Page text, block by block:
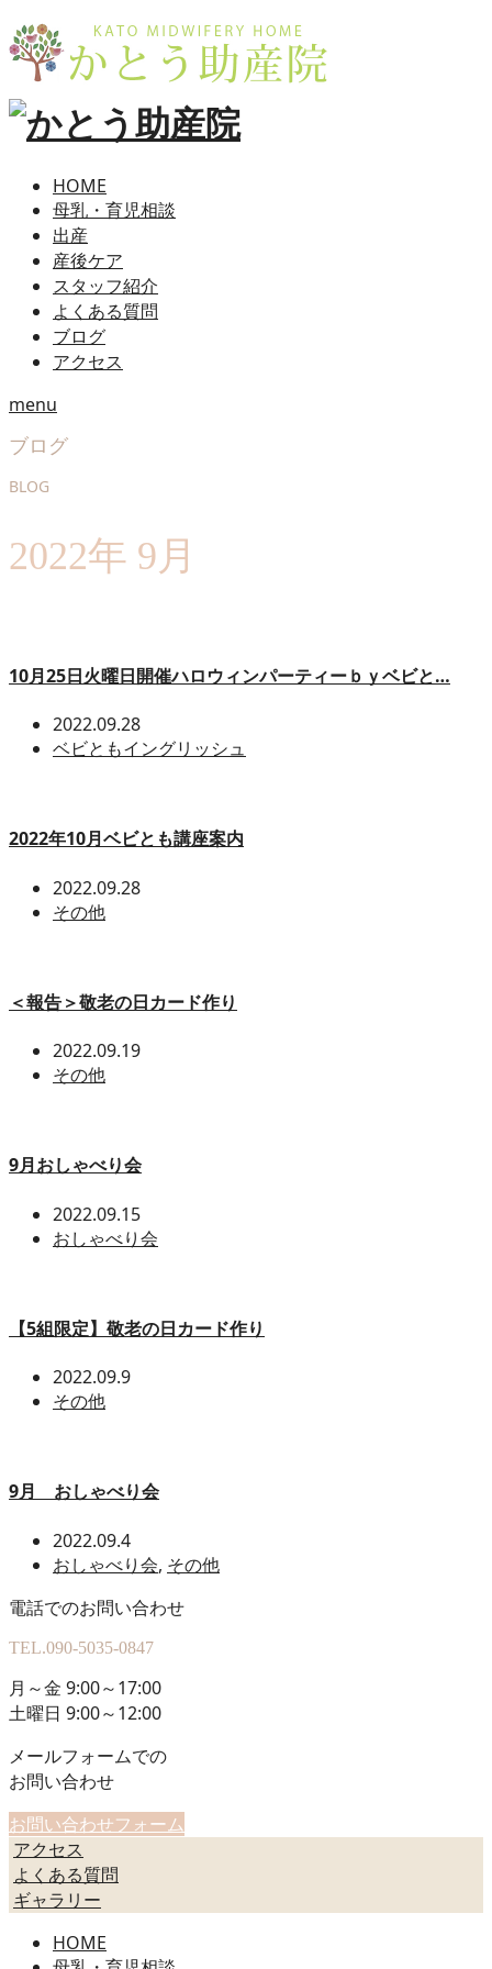
HOME
母乳・育児相談
出産
産後ケア
スタッフ紹介
よくある質問
ブログ
アクセス
menu
ブログ
BLOG
2022年 9月
10月25日火曜日開催ハロウィンパーティーｂｙベビと…
2022.09.28
ベビともイングリッシュ
2022年10月ベビとも講座案内
2022.09.28
その他
＜報告＞敬老の日カード作り
2022.09.19
その他
9月おしゃべり会
2022.09.15
おしゃべり会
【5組限定】敬老の日カード作り
2022.09.9
その他
9月 おしゃべり会
2022.09.4
おしゃべり会, その他
電話でのお問い合わせ
TEL.090-5035-0847
月～金 9:00～17:00
土曜日 9:00～12:00
メールフォームでの
お問い合わせ
お問い合わせフォーム
アクセス
よくある質問
ギャラリー
HOME